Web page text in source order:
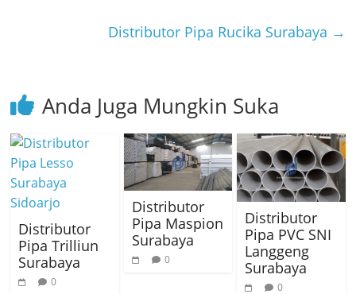
Distributor Pipa Rucika Surabaya →
Anda Juga Mungkin Suka
Distributor
Pipa Trilliun
Surabaya
0
Distributor
Pipa Maspion
Surabaya
0
Distributor
Pipa PVC SNI
Langgeng
Surabaya
0